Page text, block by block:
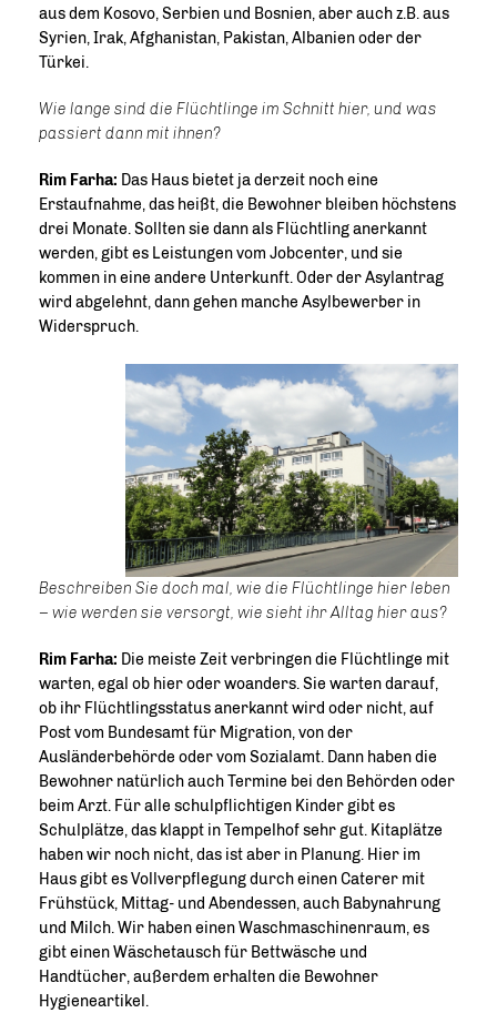
aus dem Kosovo, Serbien und Bosnien, aber auch z.B. aus
Syrien, Irak, Afghanistan, Pakistan, Albanien oder der
Türkei.
Wie lange sind die Flüchtlinge im Schnitt hier, und was
passiert dann mit ihnen?
Rim Farha: Das Haus bietet ja derzeit noch eine
Erstaufnahme, das heißt, die Bewohner bleiben höchstens
drei Monate. Sollten sie dann als Flüchtling anerkannt
werden, gibt es Leistungen vom Jobcenter, und sie
kommen in eine andere Unterkunft. Oder der Asylantrag
wird abgelehnt, dann gehen manche Asylbewerber in
Widerspruch.
Beschreiben Sie doch mal, wie die Flüchtlinge hier leben
– wie werden sie versorgt, wie sieht ihr Alltag hier aus?
Rim Farha: Die meiste Zeit verbringen die Flüchtlinge mit
warten, egal ob hier oder woanders. Sie warten darauf,
ob ihr Flüchtlingsstatus anerkannt wird oder nicht, auf
Post vom Bundesamt für Migration, von der
Ausländerbehörde oder vom Sozialamt. Dann haben die
Bewohner natürlich auch Termine bei den Behörden oder
beim Arzt. Für alle schulpflichtigen Kinder gibt es
Schulplätze, das klappt in Tempelhof sehr gut. Kitaplätze
haben wir noch nicht, das ist aber in Planung. Hier im
Haus gibt es Vollverpflegung durch einen Caterer mit
Frühstück, Mittag- und Abendessen, auch Babynahrung
und Milch. Wir haben einen Waschmaschinenraum, es
gibt einen Wäschetausch für Bettwäsche und
Handtücher, außerdem erhalten die Bewohner
Hygieneartikel.